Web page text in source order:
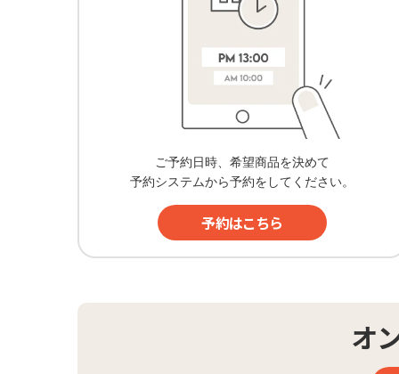
ご予約日時、希望商品を決めて
予約システムから予約をしてください。
予約はこちら
オ